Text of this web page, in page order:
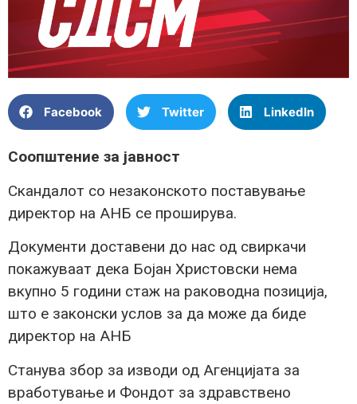
Facebook Twitter LinkedIn
Соопштение за јавност
Скандалот со незаконското поставување
директор на АНБ се проширува.
Документи доставени до нас од свиркачи
покажуваат дека Бојан Христовски нема
вкупно 5 години стаж на раководна позиција,
што е законски услов за да може да биде
директор на АНБ
Станува збор за изводи од Агенцијата за
вработување и Фондот за здравствено